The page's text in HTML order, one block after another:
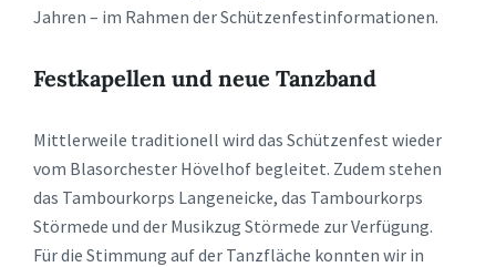
Jahren – im Rahmen der Schützenfestinformationen.
Festkapellen und neue Tanzband
Mittlerweile traditionell wird das Schützenfest wieder
vom Blasorchester Hövelhof begleitet. Zudem stehen
das Tambourkorps Langeneicke, das Tambourkorps
Störmede und der Musikzug Störmede zur Verfügung.
Für die Stimmung auf der Tanzfläche konnten wir in